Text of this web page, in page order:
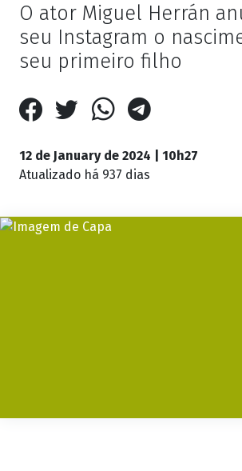
O ator Miguel Herrán
seu Instagram o
seu primeiro filho
12 de January de 2024 | 10h27
Atualizado há 937 dias